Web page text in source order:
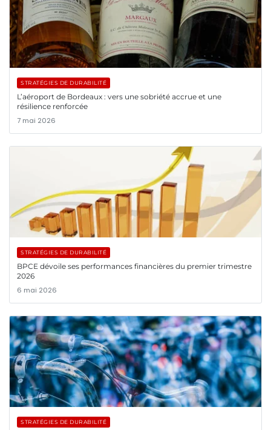
STRATÉGIES DE DURABILITÉ
L’aéroport de Bordeaux : vers une sobriété accrue et une
résilience renforcée
7 mai 2026
STRATÉGIES DE DURABILITÉ
BPCE dévoile ses performances financières du premier trimestre
2026
6 mai 2026
STRATÉGIES DE DURABILITÉ